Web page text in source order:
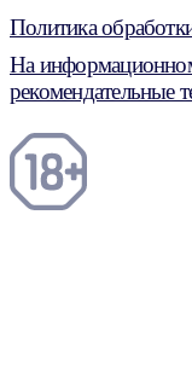
Политика
На
рекомендательные